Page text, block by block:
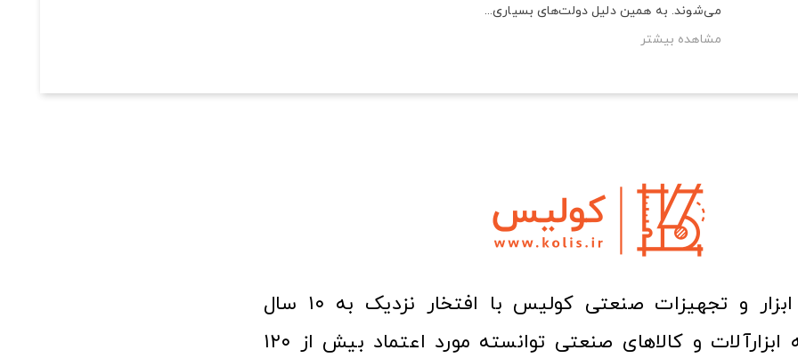
می‌شوند. به همین دلیل دولت‌های بسیاری...
مشاهده بیشتر
فروشگاه آنلاین ابزار و تجهیزات صنعتی کولیس با افتخار نزدیک به ۱۰ سال
فعالیت در عرصه ابزارآلات و کالاهای صنعتی توانسته مورد اعتماد بیش از ۱۲۰